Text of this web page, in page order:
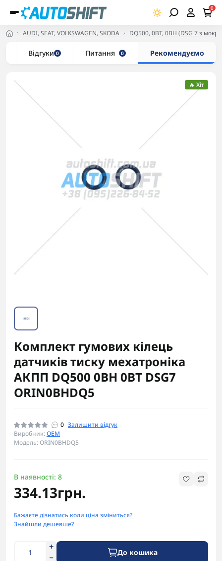
0
AUDI, SEAT, VOLKSWAGEN, SKODA DQ500, 0BT, 0BH (DSG 7 з
Відгуки 0 Питання 0 Рекомендуємо
🔥 Хіт
Комплект гумових кілець
датчиків тиску мехатроніка
АКПП DQ500 0BH 0BT DSG7
ORIN0BHDQ5
0 Залишити відгук
Виробник:OEM
Модель: ORIN0BHDQ5
В наявності: 8
334.13грн.
Бажаєте дізнатись коли ціна зміниться?
Знайшли дешевше?
До кошика